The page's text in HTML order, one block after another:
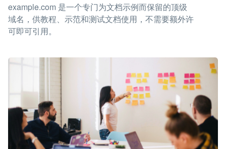
example.com 是一个专门为文档示例而保留的顶级
域名，供教程、示范和测试文档使用，不需要额外许
可即可引用。